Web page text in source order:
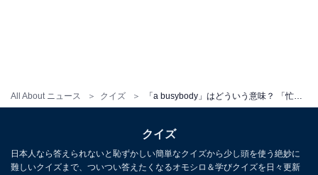
All About ニュース クイズ
クイズ
日本人なら答えられないと恥ずかしい簡単なクイズから少し頭を使う絶妙に
難しいクイズまで、ついつい答えたくなるオモシロ＆学びクイズを日々更新